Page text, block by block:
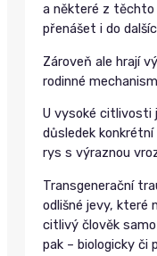
a některé z těchto
přenášet i do
Zároveň ale hrají
rodinné
U vysoké citlivosti
důsledek
rys s výraznou
Transgenerační
odlišné jevy, které
citlivý člověk
pak – biologicky či